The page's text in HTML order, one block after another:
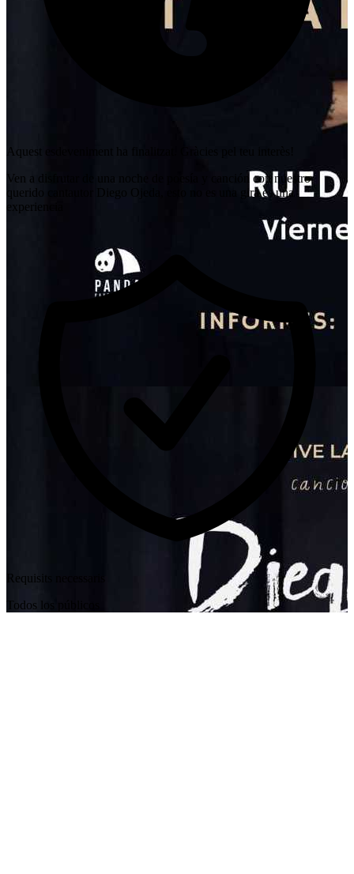
Aquest esdeveniment ha finalitzat. Gràcies pel teu interès!
Ven a disfrutar de una noche de poesía y canción con nuestro
querido cantautor Diego Ojeda, esto no es una gira es una
experiencia
Requisits necessaris
Todos los públicos